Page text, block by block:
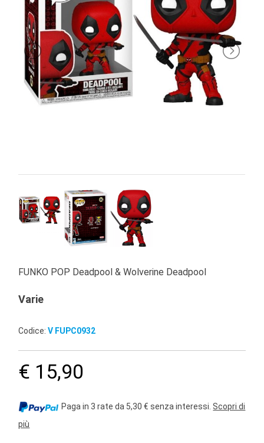
INFANZIA
PUZZLE
SYLVANIAN
FAMILY
VALIGERIA-
FUNKO POP Deadpool & Wolverine Deadpool
Varie
Codice:V FUPC0932
€ 15,90
Paga in 3 rate da 5,30 € senza interessi.Scopri di
più